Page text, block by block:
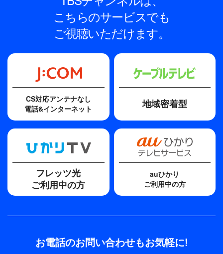
こちらのサービスでも
ご視聴いただけます。
CS対応アンテナなし
電話&インターネット
地域密着型
フレッツ光
ご利用中の方
auひかり
ご利用中の方
お電話のお問い合わせもお気軽に!